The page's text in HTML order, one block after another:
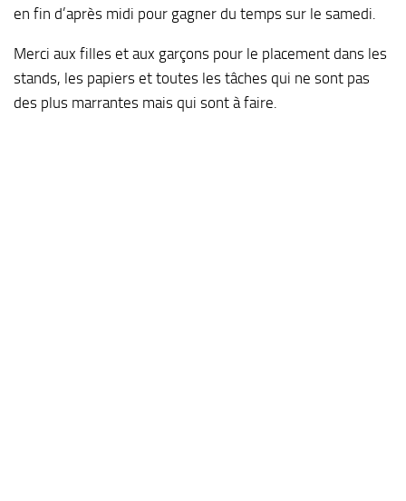
en fin d’après midi pour gagner du temps sur le samedi.
Merci aux filles et aux garçons pour le placement dans les
stands, les papiers et toutes les tâches qui ne sont pas
des plus marrantes mais qui sont à faire.